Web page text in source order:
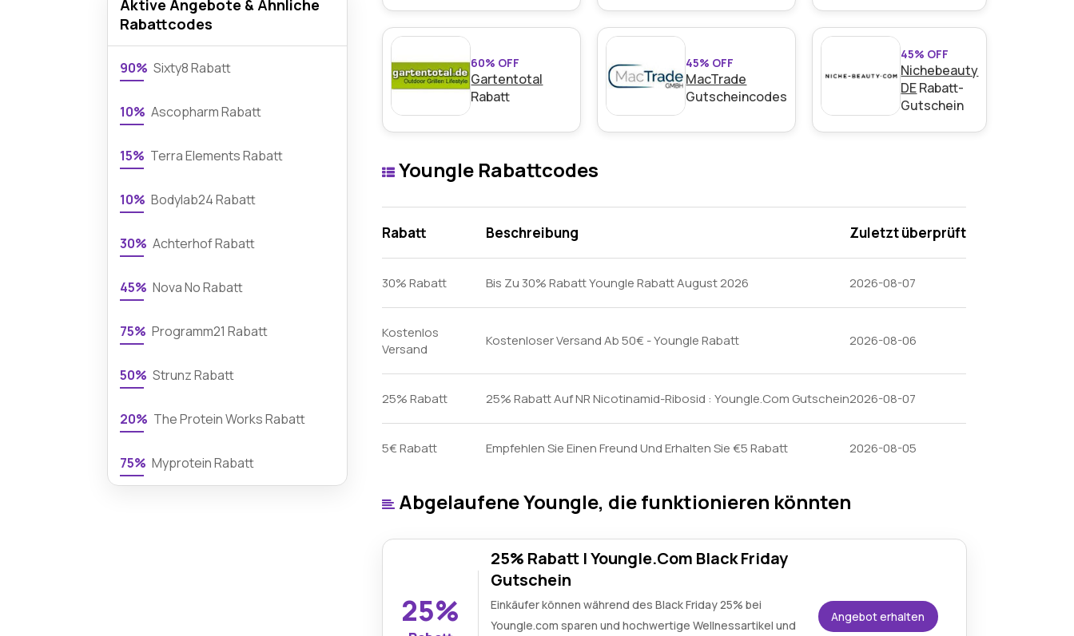
60% OFF
Gartentotal
Rabatt
45% OFF
MacTrade
Gutscheincodes
45% OFF
Nichebeauty
DERabatt-
Gutschein
Youngle Rabattcodes
Rabatt Beschreibung Zuletzt überprüft
30% Rabatt Bis Zu 30% Rabatt Youngle Rabatt August 2026 2026-08-07
Kostenlos
Versand
Kostenloser Versand Ab 50€ - Youngle Rabatt 2026-08-06
25% Rabatt 25% Rabatt Auf NR Nicotinamid-Ribosid : Youngle.Com Gutschein2026-08-07
5€ Rabatt Empfehlen Sie Einen Freund Und Erhalten Sie €5 Rabatt 2026-08-05
Abgelaufene Youngle, die funktionieren könnten
25%
25% Rabatt | Youngle.Com Black Friday
Gutschein
Einkäufer können während des Black Friday 25% bei
Youngle.com sparen und hochwertige Wellnessartikel und
Angebot erhalten
Aktive Angebote & Ähnliche
Rabattcodes
90% Sixty8 Rabatt
10% Ascopharm Rabatt
15% Terra Elements Rabatt
10% Bodylab24 Rabatt
30% Achterhof Rabatt
45% Nova No Rabatt
75% Programm21 Rabatt
50% Strunz Rabatt
20% The Protein Works Rabatt
75% Myprotein Rabatt